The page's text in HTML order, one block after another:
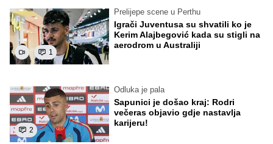
1
Prelijepe scene u Perthu
Igrači Juventusa su shvatili ko je
Kerim Alajbegović kada su stigli na
aerodrom u Australiji
2
Odluka je pala
Sapunici je došao kraj: Rodri
večeras objavio gdje nastavlja
karijeru!